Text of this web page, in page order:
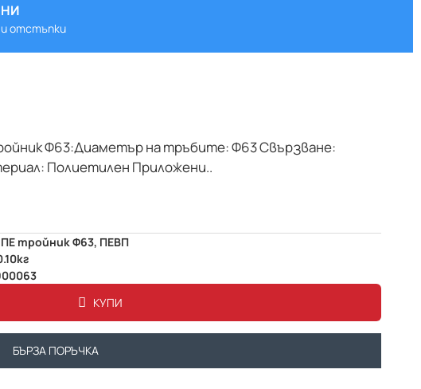
отстъпки
Ф63:Диаметър на тръбите: Ф63 Свързване:
Полиетилен Приложени..
ПЕ тройник Ф63, ПЕВП
КУПИ
БЪРЗА ПОРЪЧКА